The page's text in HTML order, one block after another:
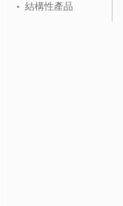
結構性產品